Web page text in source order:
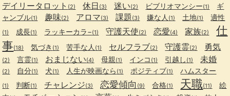
デイリータロット (2) 休日 (3) 迷い(2) ビブリオマンシー(1)
ギ
ャンブル(1) 趣味(2) アロマ(3) 課題(3) 嫌な人 (1) 土地(1) 適性
(1) 成長(1) ラッキーカラ−(1) 守護天使(2) 恋愛(4) 家族(2)
仕
事(18) 気づき (1) 苦手な人 (1) セルフラブ(2) 守護霊(2) 勇気
(2) 言霊(1) おまじない(4) 母親(1) インコ (1) 引越し (1) 未婚
(2) 自分(1) 犬(1) 人生が映画なら (1) ポジティブ(1) ハムスター
(1) 判断(1) チャレンジ(3) 恋愛傾向 (9) 合格(1) 天職(11)
絵